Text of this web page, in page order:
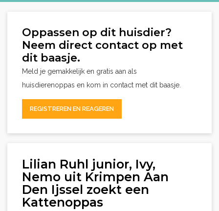
Oppassen op dit huisdier?
Neem direct contact op met
dit baasje.
Meld je gemakkelijk en gratis aan als
huisdierenoppas en kom in contact met dit baasje.
REGISTREREN EN REAGEREN
Lilian Ruhl junior, Ivy,
Nemo uit Krimpen Aan
Den Ijssel zoekt een
Kattenoppas